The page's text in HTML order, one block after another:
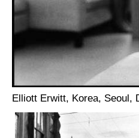
Elliott Erwitt, Korea, Seoul,